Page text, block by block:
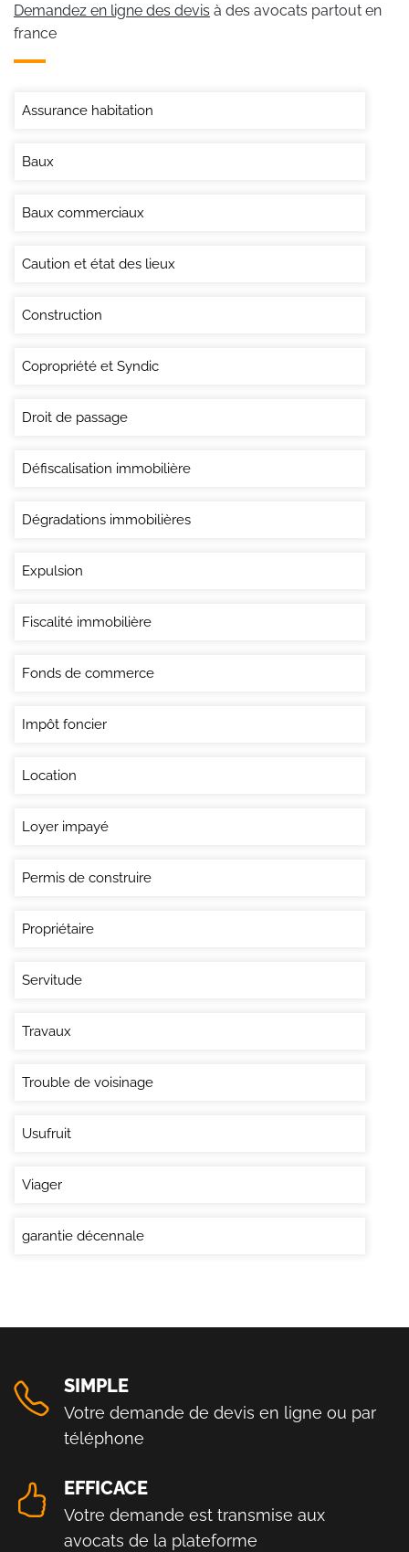
Demandez en ligne des devis à des avocats partout en
france
Assurance habitation
Baux
Baux commerciaux
Caution et état des lieux
Construction
Copropriété et Syndic
Droit de passage
Défiscalisation immobilière
Dégradations immobilières
Expulsion
Fiscalité immobilière
Fonds de commerce
Impôt foncier
Location
Loyer impayé
Permis de construire
Propriétaire
Servitude
Travaux
Trouble de voisinage
Usufruit
Viager
garantie décennale
SIMPLE
Votre demande de devis en ligne ou par
téléphone
EFFICACE
Votre demande est transmise aux
avocats de la plateforme